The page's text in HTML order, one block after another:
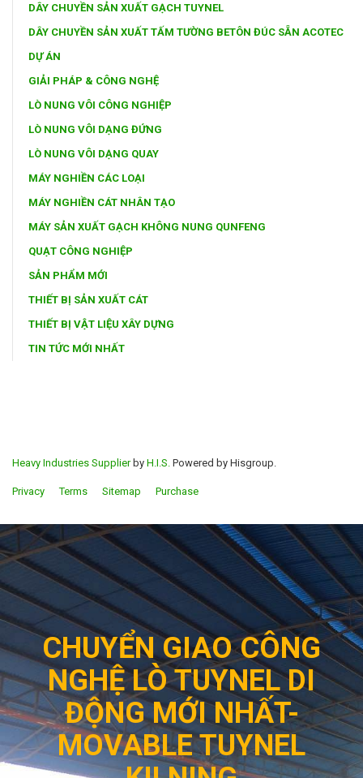
DÂY CHUYỀN SẢN XUẤT GẠCH TUYNEL
DÂY CHUYỀN SẢN XUẤT TẤM TƯỜNG BETÔN ĐÚC SẴN ACOTEC
DỰ ÁN
GIẢI PHÁP & CÔNG NGHỆ
LÒ NUNG VÔI CÔNG NGHIỆP
LÒ NUNG VÔI DẠNG ĐỨNG
LÒ NUNG VÔI DẠNG QUAY
MÁY NGHIỀN CÁC LOẠI
MÁY NGHIỀN CÁT NHÂN TẠO
MÁY SẢN XUẤT GẠCH KHÔNG NUNG QUNFENG
QUẠT CÔNG NGHIỆP
SẢN PHẨM MỚI
THIẾT BỊ SẢN XUẤT CÁT
THIẾT BỊ VẬT LIỆU XÂY DỰNG
TIN TỨC MỚI NHẤT
Heavy Industries Supplierby H.I.S. Powered by Hisgroup.
Privacy Terms Sitemap Purchase
CHUYỂN GIAO CÔNG
NGHỆ LÒ TUYNEL DI
ĐỘNG MỚI NHẤT-
MOVABLE TUYNEL